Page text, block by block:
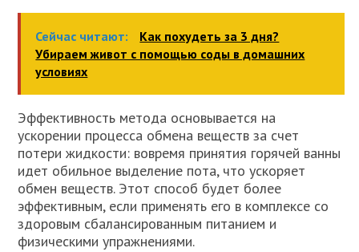
Сейчас читают:
Как похудеть за 3 дня?
Убираем живот с помощью соды в домашних
условиях
Эффективность метода основывается на
ускорении процесса обмена веществ за счет
потери жидкости: вовремя принятия горячей ванны
идет обильное выделение пота, что ускоряет
обмен веществ. Этот способ будет более
эффективным, если применять его в комплексе со
здоровым сбалансированным питанием и
физическими упражнениями.